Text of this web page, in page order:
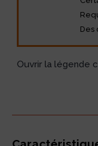
Des
Ouvrir la légende